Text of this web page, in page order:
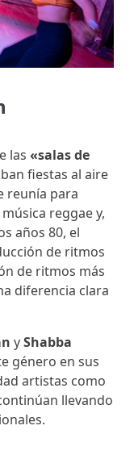
las «salas de
fiestas al aire
reunía para
reggae y,
años 80, el
de ritmos
de ritmos más
diferencia clara
yShabba
género en sus
artistas como
llevando